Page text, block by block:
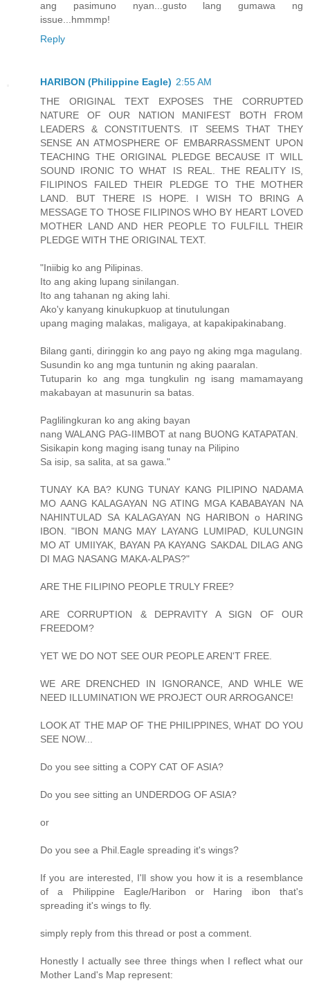
ang pasimuno nyan...gusto lang gumawa ng
issue...hmmmp!
Reply
HARIBON (Philippine Eagle) 2:55 AM
THE ORIGINAL TEXT EXPOSES THE CORRUPTED
NATURE OF OUR NATION MANIFEST BOTH FROM
LEADERS & CONSTITUENTS. IT SEEMS THAT THEY
SENSE AN ATMOSPHERE OF EMBARRASSMENT UPON
TEACHING THE ORIGINAL PLEDGE BECAUSE IT WILL
SOUND IRONIC TO WHAT IS REAL. THE REALITY IS,
FILIPINOS FAILED THEIR PLEDGE TO THE MOTHER
LAND. BUT THERE IS HOPE. I WISH TO BRING A
MESSAGE TO THOSE FILIPINOS WHO BY HEART LOVED
MOTHER LAND AND HER PEOPLE TO FULFILL THEIR
PLEDGE WITH THE ORIGINAL TEXT.
"Iniibig ko ang Pilipinas.
Ito ang aking lupang sinilangan.
Ito ang tahanan ng aking lahi.
Ako'y kanyang kinukupkuop at tinutulungan
upang maging malakas, maligaya, at kapakipakinabang.
Bilang ganti, diringgin ko ang payo ng aking mga magulang.
Susundin ko ang mga tuntunin ng aking paaralan.
Tutuparin ko ang mga tungkulin ng isang mamamayang
makabayan at masunurin sa batas.
Paglilingkuran ko ang aking bayan
nang WALANG PAG-IIMBOT at nang BUONG KATAPATAN.
Sisikapin kong maging isang tunay na Pilipino
Sa isip, sa salita, at sa gawa."
TUNAY KA BA? KUNG TUNAY KANG PILIPINO NADAMA
MO AANG KALAGAYAN NG ATING MGA KABABAYAN NA
NAHINTULAD SA KALAGAYAN NG HARIBON o HARING
IBON. "IBON MANG MAY LAYANG LUMIPAD, KULUNGIN
MO AT UMIIYAK, BAYAN PA KAYANG SAKDAL DILAG ANG
DI MAG NASANG MAKA-ALPAS?"
ARE THE FILIPINO PEOPLE TRULY FREE?
ARE CORRUPTION & DEPRAVITY A SIGN OF OUR
FREEDOM?
YET WE DO NOT SEE OUR PEOPLE AREN'T FREE.
WE ARE DRENCHED IN IGNORANCE, AND WHLE WE
NEED ILLUMINATION WE PROJECT OUR ARROGANCE!
LOOK AT THE MAP OF THE PHILIPPINES, WHAT DO YOU
SEE NOW...
Do you see sitting a COPY CAT OF ASIA?
Do you see sitting an UNDERDOG OF ASIA?
or
Do you see a Phil.Eagle spreading it's wings?
If you are interested, I'll show you how it is a resemblance
of a Philippine Eagle/Haribon or Haring ibon that's
spreading it's wings to fly.
simply reply from this thread or post a comment.
Honestly I actually see three things when I reflect what our
Mother Land's Map represent: